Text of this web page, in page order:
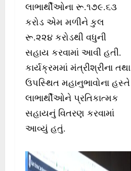
લાભાર્થીઓના રૂ.૧૭૯.૬૩
કરોડ એમ મળીને કુલ
રૂ.૨૨૪ કરોડથી વધુની
સહાય કરવામાં આવી હતી.
કાર્યક્રમમાં મંત્રીશ્રીના તથા
ઉપસ્થિત મહાનુભાવોના હસ્તે
લાભાર્થીઓને પ્રતિકાત્મક
સહાયનું વિતરણ કરવામાં
આવ્યું હતું.